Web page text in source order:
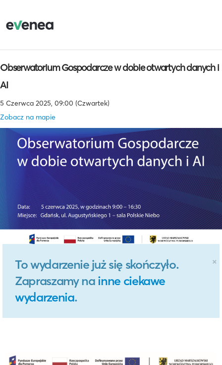
Obserwatorium Gospodarcze w dobie otwartych danych i
AI
5 Czerwca 2025, 09:00 (Czwartek)
Zobacz na mapie
×
To wydarzenie już się skończyło.
Zapraszamy na inne ciekawe
wydarzenia.